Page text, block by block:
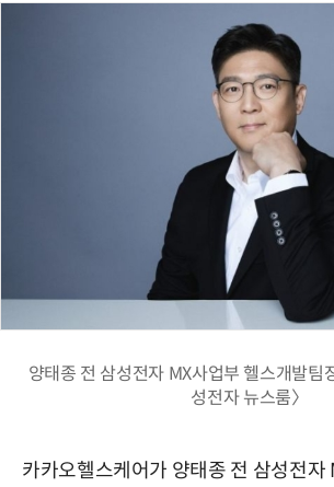
양태종 전 삼성전자 MX사업부 헬스개발팀
성전자 뉴스룸〉
카카오헬스케어가 양태종 전 삼성전자